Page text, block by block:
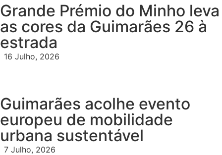
Grande Prémio do Minho leva
as cores da Guimarães 26 à
estrada
16 Julho, 2026
Guimarães acolhe evento
europeu de mobilidade
urbana sustentável
7 Julho, 2026